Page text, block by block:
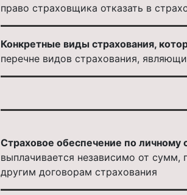
право страховщика отказать в
Конкретные виды страхования,
перечне видов страхования,
Страховое обеспечение по личному
выплачивается независимо от
другим договорам страхования